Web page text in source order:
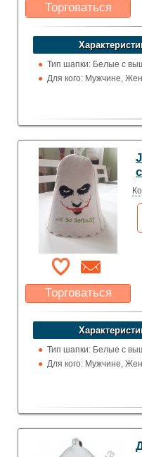
Торговаться
Какая цена Вас
устроит?
Указать цену
Тип шапки: Белые с
Для кого: Мужчине,
Торговаться
Какая цена Вас
устроит?
Указать цену
Тип шапки: Белые с
Для кого: Мужчине,